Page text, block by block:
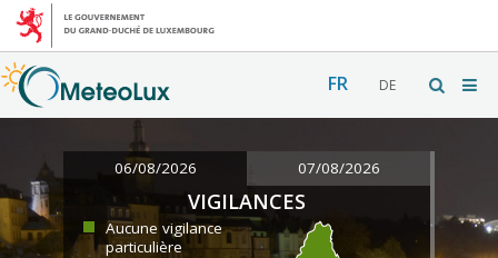
FR DE
06/08/2026 07/08/2026
VIGILANCES
Aucune vigilance
particulière